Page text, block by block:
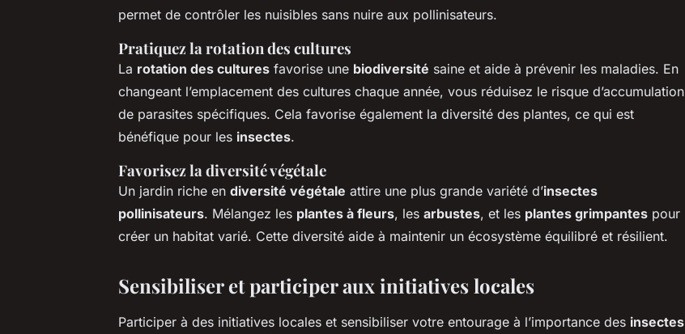
permet de contrôler les nuisibles sans nuire aux pollinisateurs.
Pratiquez la rotation des cultures
La rotation des cultures favorise une biodiversité saine et aide à prévenir les maladies. En
changeant l’emplacement des cultures chaque année, vous réduisez le risque d’accumulation
de parasites spécifiques. Cela favorise également la diversité des plantes, ce qui est
bénéfique pour les insectes.
Favorisez la diversité végétale
Un jardin riche en diversité végétale attire une plus grande variété d’insectes
pollinisateurs. Mélangez les plantes à fleurs, les arbustes, et les plantes grimpantes pour
créer un habitat varié. Cette diversité aide à maintenir un écosystème équilibré et résilient.
Sensibiliser et participer aux initiatives locales
Participer à des initiatives locales et sensibiliser votre entourage à l’importance des insectes